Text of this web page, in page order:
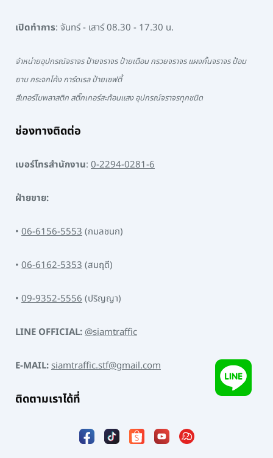
เปิดทำการ: จันทร์ - เสาร์ 08.30 - 17.30 น.
จำหน่ายอุปกรณ์จราจร ป้ายจราจร ป้ายเตือน กรวยจราจร แผงกั้นจราจร ป้อม
ยาม กระจกโค้ง การ์ดเรล ป้ายเซฟตี้
สีเทอร์โมพลาสติก สติ๊กเกอร์สะท้อนแสง อุปกรณ์จราจรทุกชนิด
ช่องทางติดต่อ
เบอร์โทรสำนักงาน: 0-2294-0281-6
ฝ่ายขาย:
• 06-6156-5553(กมลชนก)
• 06-6162-5353(สมฤดี)
• 09-9352-5556(ปริญญา)
LINE OFFICIAL:@siamtraffic
E-MAIL:siamtraffic.stf@gmail.com
ติดตามเราได้ที่